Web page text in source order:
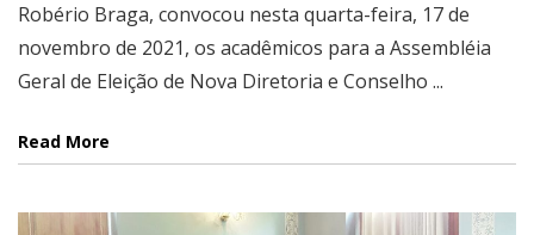
Robério Braga, convocou nesta quarta-feira, 17 de
novembro de 2021, os acadêmicos para a Assembléia
Geral de Eleição de Nova Diretoria e Conselho ...
Read More